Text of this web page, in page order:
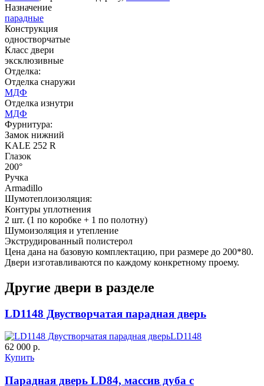
ДНТ
ДУБ БЕЛЁНЫЙ
C57
C59
Назначение
парадные
Конструкция
одностворчатые
Класс двери
эксклюзивные
Отделка:
Отделка снаружи
МДФ
Отделка изнутри
МДФ
Фурнитура:
Замок нижний
KALE 252 R
Глазок
200°
Ручка
Armadillo
Шумотеплоизоляция:
Контуры уплотнения
2 шт. (1 по коробке + 1 по полотну)
Шумоизоляция и утепление
Экструдированный полистерол
Цена дана на базовую комплектацию, при размере до 200*80.
Двери изготавливаются по каждому конкретному проему.
Другие двери в разделе
LD1148 Двустворчатая парадная дверь
LD1148
62 000 р.
Купить
Парадная дверь LD84, массив дуба с